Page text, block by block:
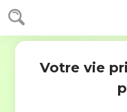
Nombres 6
21 « Tel est le rituel
service du Seigneur
qu’il doit offrir au
moyens d’ajouter
vœu de consécration. »
Votre vie